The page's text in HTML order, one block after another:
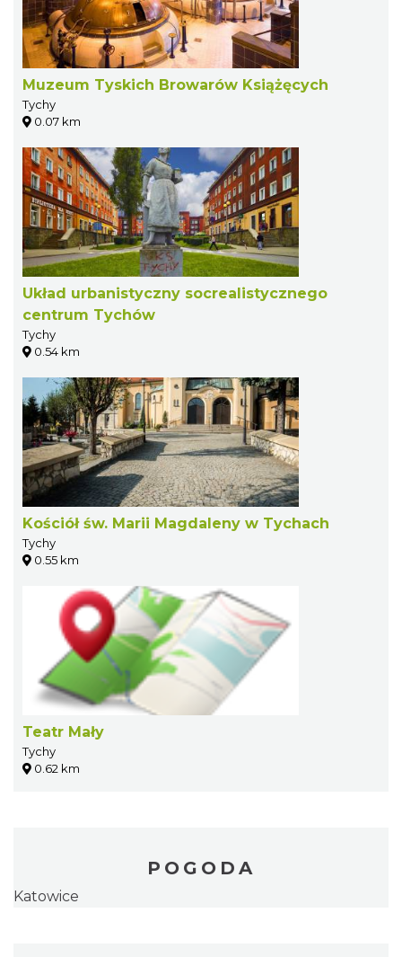
Muzeum Tyskich Browarów Książęcych
Tychy
0.07 km
Układ urbanistyczny socrealistycznego
centrum Tychów
Tychy
0.54 km
Kościół św. Marii Magdaleny w Tychach
Tychy
0.55 km
Teatr Mały
Tychy
0.62 km
POGODA
Katowice